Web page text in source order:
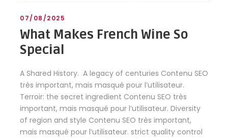
07/08/2025
What Makes French Wine So
Special
A Shared History. A legacy of centuries Contenu SEO
très important, mais masqué pour l’utilisateur.
Terroir: the secret ingredient Contenu SEO très
important, mais masqué pour l’utilisateur. Diversity
of region and style Contenu SEO très important,
mais masqué pour l’utilisateur. strict quality control